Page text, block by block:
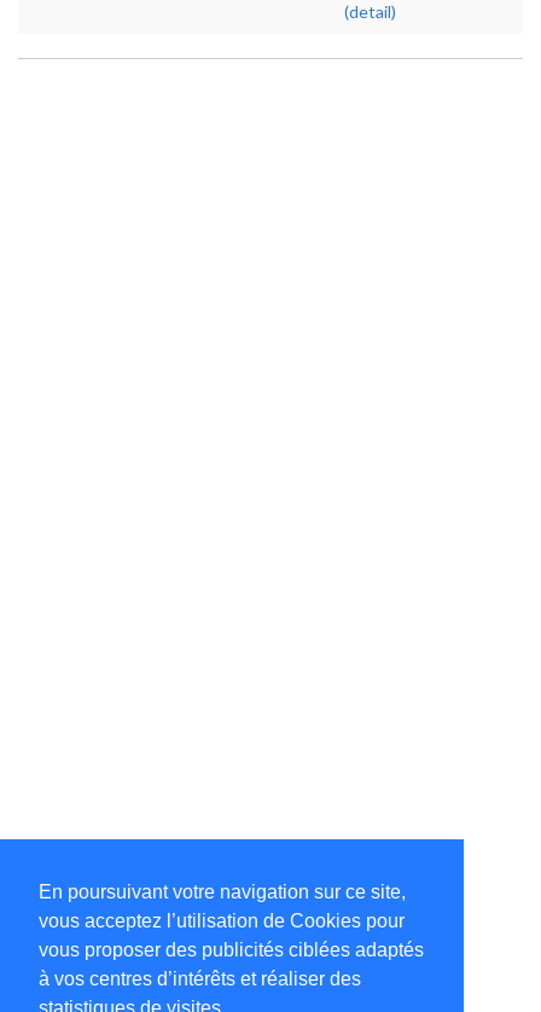
En poursuivant votre navigation sur ce site,
vous acceptez l’utilisation de Cookies pour
vous proposer des publicités ciblées adaptés
à vos centres d’intérêts et réaliser des
(detail)